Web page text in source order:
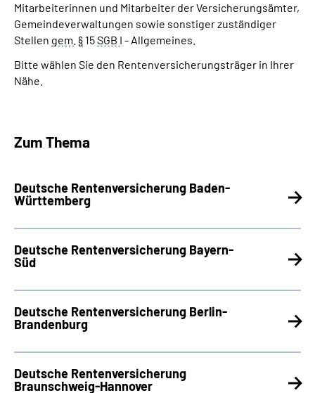
Online-Services
Suche
Inhalte in Gebärdensprache (DGS)
Mitarbeiterinnen und Mitarbeiter der Versicherungsämter,
Gemeindeverwaltungen sowie sonstiger zuständiger
Stellen gem. § 15SGB I - Allgemeines.
Bitte wählen Sie den Rentenversicherungsträger in Ihrer
Nähe.
Zum Thema
Deutsche Rentenversicherung Baden-
Württemberg
Deutsche Rentenversicherung Bayern-
Süd
Deutsche Rentenversicherung Berlin-
Brandenburg
Deutsche Rentenversicherung
Braunschweig-Hannover